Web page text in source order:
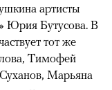
артисты
Юрия Бутусова. В
тот же
Тимофей
Марьяна